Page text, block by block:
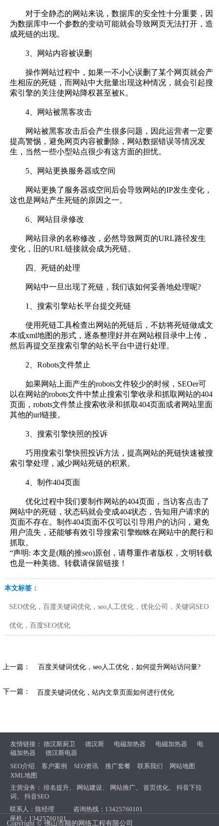
对于全静态的网站来说，数据库的安全性十分重要，因
为数据库中一个参数的变动可能就会导致网页无法打开，造
成死链的出现。
3、网站内容被误删
操作网站过程中，如果一不小心误删了某个网页就会产
生相应的死链，而网站中大批量出现这种情况，就会引起搜
索引擎的关注使网站降权甚至被K。
4、网站被黑客攻击
网站被黑客攻击后会产生很多问题，因此运营者一定要
提高警惕，避免网页内容被删除，网站数据错误等情况发
生，当然一些小型站点很少有这方面的担忧。
5、网站更换服务器或空间
网站更换了服务器或空间后会导致网站的IP发生变化，
这也是网站产生死链的原因之一。
6、网站目录修改
网站目录的名称修改，必然导致网页的URL路径发生
变化，旧的URL链接就会成为死链。
四、死链的处理
网站中一旦出现了死链，我们该如何妥善地处理呢?
1、搜索引擎站长平台提交死链
使用死链工具检查出网站的死链后，不妨将死链做成文
本或xml地图的形式，逐条整理好并在网站根目录中上传，
然后再提交至搜索引擎的站长平台中进行处理。
2、Robots文件禁止
如果网站上面产生的robots文件较少的时候，SEOer可
以在网站的robots文件中禁止搜索引擎收录和抓取网站的404
页面，robots文件禁止搜索收录和抓取404页面或者网站里面
其他的url链接。
3、搜索引擎快照的投诉
巧用搜索引擎快照投诉方法，提高网站的死链快速被搜
索引擎处理，减少网站死链的积累。
4、制作404页面
优化过程中我们要制作网站的404页面，当访客点击了
网站中的死链，状态码就会变成404状态，告知用户请求的
页面不存在。制作404页面不仅可以引导用户的访问，避免
用户流失，还能够有效引导搜索引擎蜘蛛在网站中的爬行和
抓取。
“声明: 本文是(顺的推seo)原创，请尊重作者版权，文明转载
也是一种美德。转载请保留链接！
本文标签：
SEO优化，百度关键词优化，seo人工优化，优化公司，关键词SEO
优化，百度SEO优化
上一篇： 百度关键词优化，seo人工优化，如何提升网站访问量?
下一篇： 百度关键词优化，站内文章页面如何进行优化
友情链接：德汉斯厨卫 德汉斯 电磁加热器 电磁加热器
电
磁加热器
德汉斯电器
SEO介绍
客户案例 SEO资讯 推广套餐 联系我们
网站地图
XML地图
主营业务：排名提升、 网站建设、 网站推广、首页优化、抖音下拉
词 、抖音SEO
联系人：陈经理
咨询热线：13425760101
座机：13425760101
Copyright © 佛山市顺的网络工程有限公司